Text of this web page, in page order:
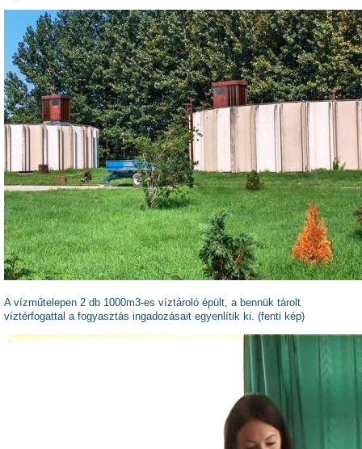
A vízműtelepen 2 db 1000m3-es víztároló épült, a bennük tárolt
víztérfogattal a fogyasztás ingadozásait egyenlítik ki. (fenti kép)